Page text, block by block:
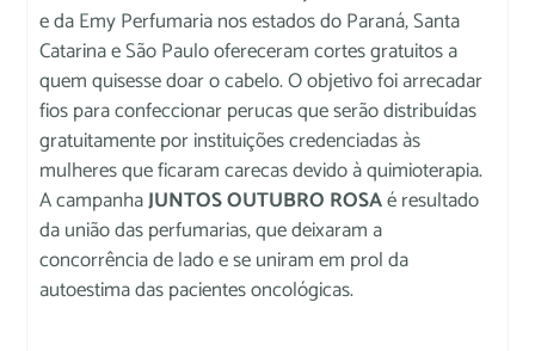
e da Emy Perfumaria nos estados do Paraná, Santa
Catarina e São Paulo ofereceram cortes gratuitos a
quem quisesse doar o cabelo. O objetivo foi arrecadar
fios para confeccionar perucas que serão distribuídas
gratuitamente por instituições credenciadas às
mulheres que ficaram carecas devido à quimioterapia.
A campanhaJUNTOS OUTUBRO ROSAé resultado
da união das perfumarias, que deixaram a
concorrência de lado e se uniram em prol da
autoestima das pacientes oncológicas.